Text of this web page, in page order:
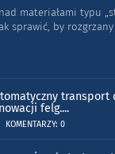
materiałami typu
sprawić, by
transport
felg....
KOMENTARZY: 0